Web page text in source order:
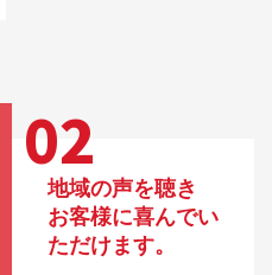
02
地域の声を聴き
お客様に喜んでい
ただけます。